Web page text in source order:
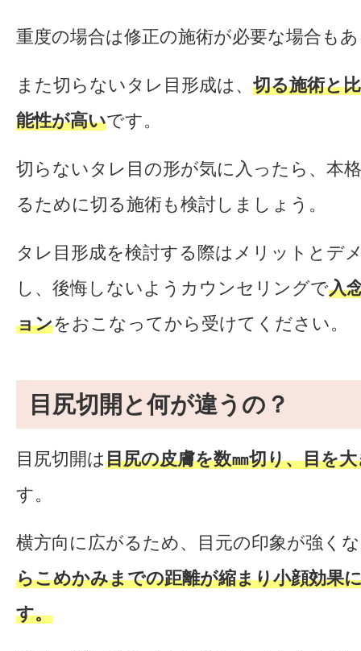
重度の場合は修正の施術が必要な場合も
また切らないタレ目形成は、 切る施術と
能性が高いです。
切らないタレ目の形が気に入ったら、本
るために切る施術も検討しましょう。
タレ目形成を検討する際はメリットとデ
し、後悔しないようカウンセリングで入
ョンをおこなってから受けてください。
目尻切開と何が違うの？
目尻切開は目尻の皮膚を数㎜切り、目を
す。
横方向に広がるため、目元の印象が強く
らこめかみまでの距離が縮まり小顔効果
す。